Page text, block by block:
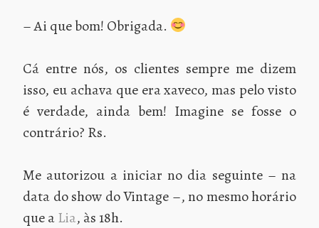
– Ai que bom! Obrigada.
Cá entre nós, os clientes sempre me dizem
isso, eu achava que era xaveco, mas pelo visto
é verdade, ainda bem! Imagine se fosse o
contrário? Rs.
Me autorizou a iniciar no dia seguinte – na
data do show do Vintage –, no mesmo horário
que aLia, às 18h.